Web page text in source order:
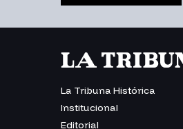
La Tribuna Histórica
Institucional
Editorial